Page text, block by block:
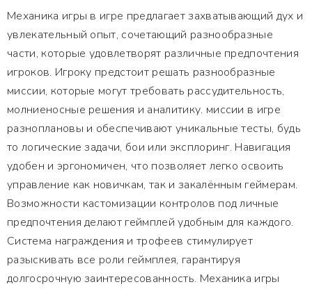
Механика игры в игре предлагает захватывающий дух и
увлекательный опыт, сочетающий разнообразные
части, которые удовлетворят различные предпочтения
игроков. Игроку предстоит решать разнообразные
миссии, которые могут требовать рассудительность,
молниеносные решения и аналитику. миссии в игре
разноплановы и обеспечивают уникальные тесты, будь
то логические задачи, бои или эксплоринг. Навигация
удобен и эргономичен, что позволяет легко освоить
управление как новичкам, так и закалённым геймерам.
Возможности кастомизации контролов под личные
предпочтения делают геймплей удобным для каждого.
Система награждения и трофеев стимулирует
разыскивать все роли геймплея, гарантируя
долгосрочную заинтересованность. Механика игры